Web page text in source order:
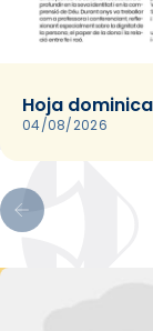
Hoja
04/08/2026